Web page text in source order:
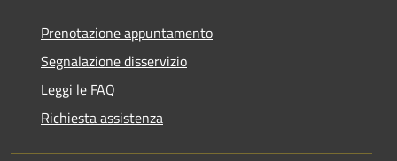
Prenotazione appuntamento
Segnalazione disservizio
Leggi le FAQ
Richiesta assistenza